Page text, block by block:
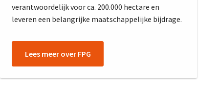
verantwoordelijk voor ca. 200.000 hectare en
leveren een belangrijke maatschappelijke bijdrage.
Lees meer over FPG
Provincies